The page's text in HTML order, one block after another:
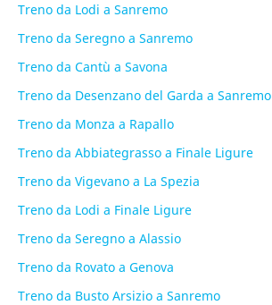
Treno da Lodi a Sanremo
Treno da Seregno a Sanremo
Treno da Cantù a Savona
Treno da Desenzano del Garda a Sanremo
Treno da Monza a Rapallo
Treno da Abbiategrasso a Finale Ligure
Treno da Vigevano a La Spezia
Treno da Lodi a Finale Ligure
Treno da Seregno a Alassio
Treno da Rovato a Genova
Treno da Busto Arsizio a Sanremo